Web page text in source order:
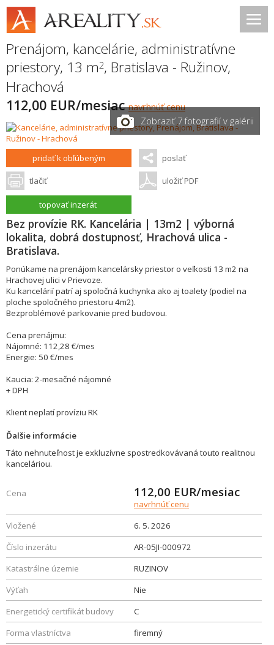
Prenájom, kancelárie, administratívne
priestory, 13 m2, Bratislava - Ružinov,
Hrachová
112,00 EUR/mesiacnavrhnúť cenu
Zobraziť 7 fotografií v galérii
pridať k obľúbeným poslať
tlačiť uložiť PDF
topovať inzerát
Bez provízie RK. Kancelária | 13m2 | výborná
lokalita, dobrá dostupnosť, Hrachová ulica -
Bratislava.
Ponúkame na prenájom kancelársky priestor o veľkosti 13 m2 na
Hrachovej ulici v Prievoze.
Ku kancelárií patrí aj spoločná kuchynka ako aj toalety (podiel na
ploche spoločného priestoru 4m2).
Bezproblémové parkovanie pred budovou.
Cena prenájmu:
Nájomné: 112,28 €/mes
Energie: 50 €/mes
Kaucia: 2-mesačné nájomné
+ DPH
Klient neplatí províziu RK
Ďalšie informácie
Táto nehnuteľnost je exkluzívne spostredkovávaná touto realitnou
kanceláriou.
Cena 112,00 EUR/mesiac
navrhnúť cenu
Vložené
6. 5. 2026
Číslo inzerátu
AR-05JI-000972
Katastrálne územie
RUZINOV
Výťah
Nie
Energetický certifikát budovy
C
Forma vlastníctva
firemný